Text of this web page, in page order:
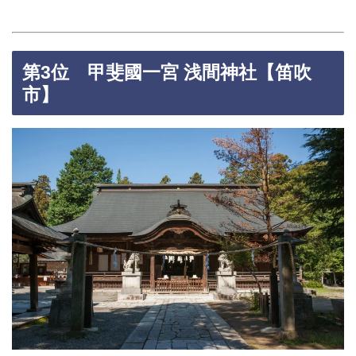
第3位 甲斐國一宮 浅間神社【笛吹
市】